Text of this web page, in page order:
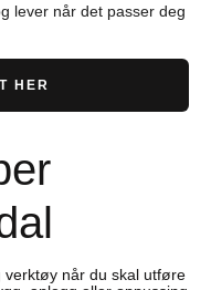
lever når det passer deg
HER
når du skal utføre